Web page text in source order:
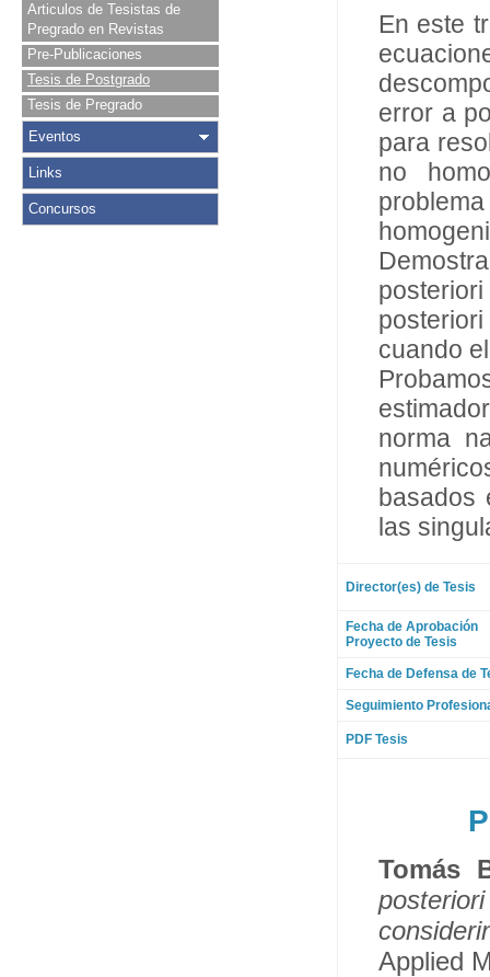
Articulos de Tesistas de
Pregrado en Revistas
Pre-Publicaciones
Tesis de Postgrado
Tesis de Pregrado
Eventos
Links
Concursos
En este
error a
para
no
cuando
norma
basados
las
Director(es) de Tesis
Fecha de Aprobación
Proyecto de Tesis
Fecha de Defensa de
Seguimiento
PDF Tesis
Tomás
Applied